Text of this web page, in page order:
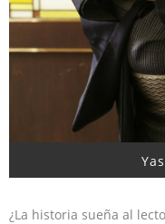
¿La historia sueña al